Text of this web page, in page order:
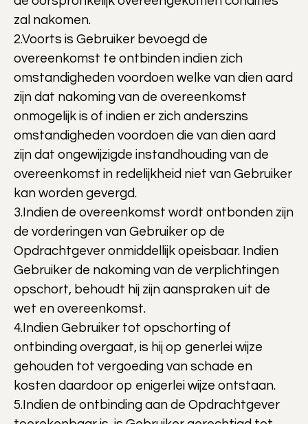
zal nakomen.
2.Voorts is Gebruiker bevoegd de
overeenkomst te ontbinden indien zich
omstandigheden voordoen welke van dien aard
zijn dat nakoming van de overeenkomst
onmogelijk is of indien er zich anderszins
omstandigheden voordoen die van dien aard
zijn dat ongewijzigde instandhouding van de
overeenkomst in redelijkheid niet van Gebruiker
kan worden gevergd.
3.Indien de overeenkomst wordt ontbonden zijn
de vorderingen van Gebruiker op de
Opdrachtgever onmiddellijk opeisbaar. Indien
Gebruiker de nakoming van de verplichtingen
opschort, behoudt hij zijn aanspraken uit de
wet en overeenkomst.
4.Indien Gebruiker tot opschorting of
ontbinding overgaat, is hij op generlei wijze
gehouden tot vergoeding van schade en
kosten daardoor op enigerlei wijze ontstaan.
5.Indien de ontbinding aan de Opdrachtgever